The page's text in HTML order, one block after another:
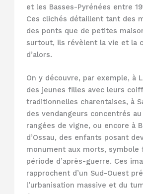
et les Basses-Pyrénées entre
Ces clichés détaillent tant des
des ponts que de petites
surtout, ils révèlent la vie et la
d’alors.
On y découvre, par exemple, à
des jeunes filles avec leurs
traditionnelles charentaises, à
des vendangeurs concentrés
rangées de vigne, ou encore à
d’Ossau, des enfants posant
monument aux morts, symbole
période d’après-guerre. Ces
rapprochent d’un Sud-Ouest
l’urbanisation massive et du